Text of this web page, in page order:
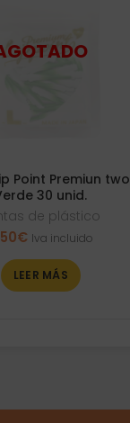
Point Premiun two
30 unid.
de plástico
€ Iva incluido
LEER MÁS